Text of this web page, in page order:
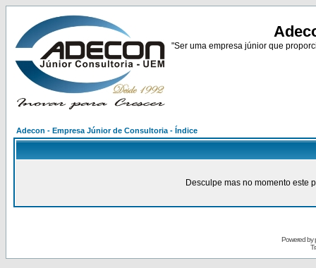
"Ser uma empresa júnior que
Adecon - Empresa Júnior de Consultoria - Índice
Desculpe mas no momento este
Powered by